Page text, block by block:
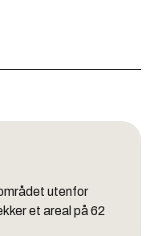
utenfor
et areal på 62